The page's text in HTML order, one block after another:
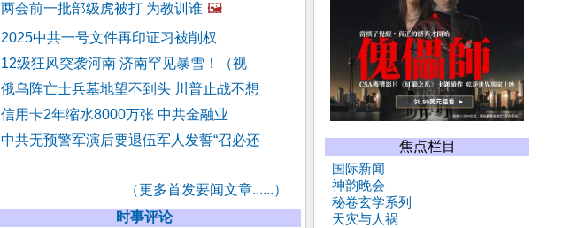
两会前一批部级虎被打 为教训谁 🖼️
2025中共一号文件再印证习被削权
12级狂风突袭河南 济南罕见暴雪！（视
俄乌阵亡士兵墓地望不到头 川普止战不想
信用卡2年缩水8000万张 中共金融业
中共无预警军演后要退伍军人发誓“召必还
（更多首发要闻文章......）
时事评论
焦点栏目
国际新闻
神韵晚会
秘卷玄学系列
天灾与人祸